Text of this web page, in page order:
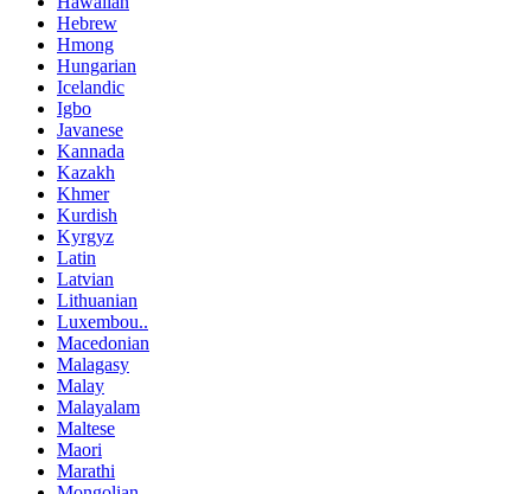
Hebrew
Hmong
Hungarian
Icelandic
Igbo
Javanese
Kannada
Kazakh
Khmer
Kurdish
Kyrgyz
Latin
Latvian
Lithuanian
Luxembou..
Macedonian
Malagasy
Malay
Malayalam
Maltese
Maori
Marathi